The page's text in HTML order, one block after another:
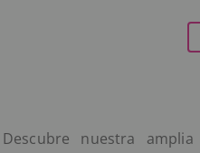
Descubre nuestra